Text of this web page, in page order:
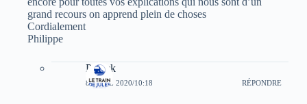
grand recours on apprend plein de choses
Cordialement
Philippe
Patrick
8 AVRIL 2020/10:18 RÉPONDRE